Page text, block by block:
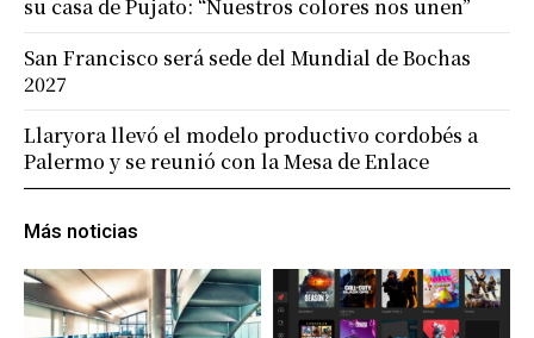
Más noticias
su casa de Pujato: “Nuestros colores nos unen”
San Francisco será sede del Mundial de Bochas
2027
Llaryora llevó el modelo productivo cordobés a
Palermo y se reunió con la Mesa de Enlace